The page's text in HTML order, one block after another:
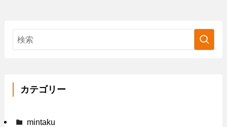
カテゴリー
mintaku